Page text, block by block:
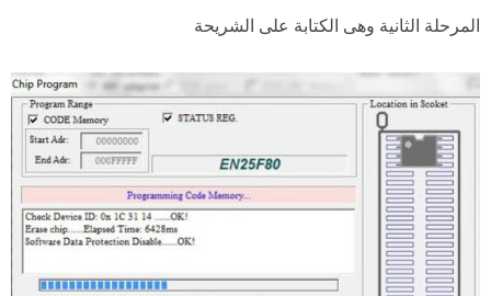
المرحلة الثانية وهى الكتابة على الشريحة